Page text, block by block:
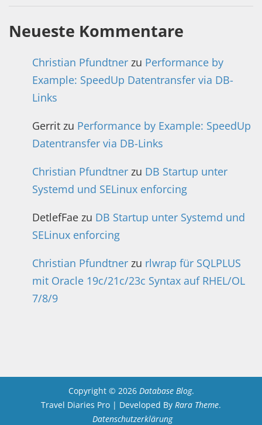
Neueste Kommentare
Christian Pfundtner zu Performance by
Example: SpeedUp Datentransfer via DB-
Links
Gerrit zu Performance by Example: SpeedUp
Datentransfer via DB-Links
Christian Pfundtner zu DB Startup unter
Systemd und SELinux enforcing
DetlefFae zu DB Startup unter Systemd und
SELinux enforcing
Christian Pfundtner zu rlwrap für SQLPLUS
mit Oracle 19c/21c/23c Syntax auf RHEL/OL
7/8/9
Copyright © 2026 Database Blog.
Travel Diaries Pro | Developed By Rara Theme.
Datenschutzerklärung